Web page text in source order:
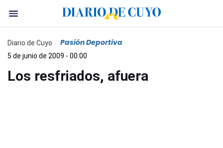
Diario de Cuyo Pasión Deportiva
5 de junio de 2009 - 00:00
Los resfriados, afuera